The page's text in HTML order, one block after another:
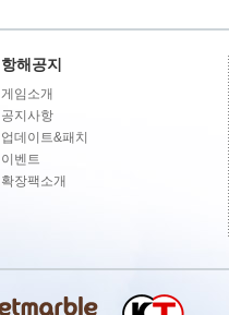
항해공지
게임소개
공지사항
업데이트&패치
이벤트
확장팩소개